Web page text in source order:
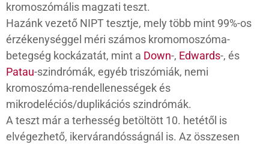
kromoszómális magzati teszt.
Hazánk vezető NIPT tesztje, mely több mint 99%-os
érzékenységgel méri számos kromomoszóma-
betegség kockázatát, mint a Down-, Edwards-, és
Patau-szindrómák, egyéb triszómiák, nemi
kromoszóma-rendellenességek és
mikrodeléciós/duplikációs szindrómák.
A teszt már a terhesség betöltött 10. hetétől is
elvégezhető, ikervárandósságnál is. Az összesen